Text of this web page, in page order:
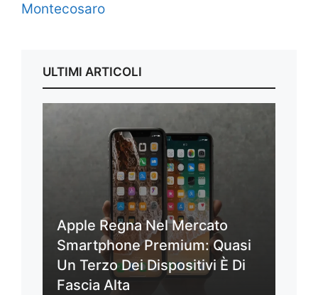
Montecosaro
ULTIMI ARTICOLI
Apple Regna Nel Mercato
Smartphone Premium: Quasi
Un Terzo Dei Dispositivi È Di
Fascia Alta